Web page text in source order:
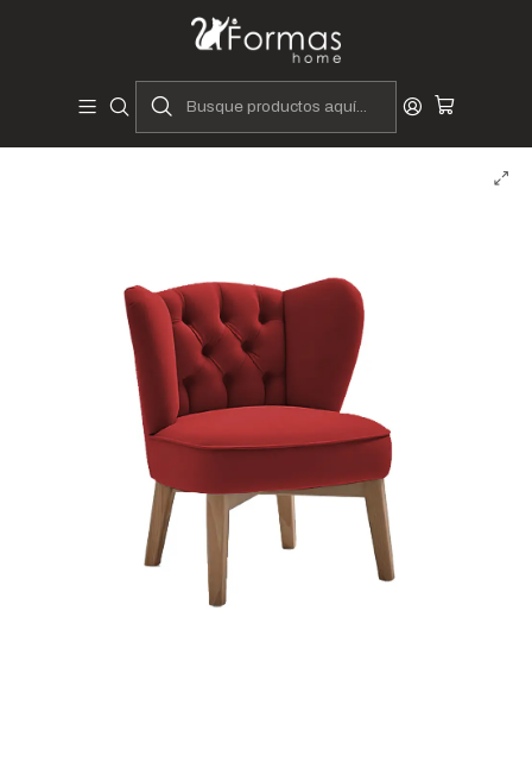
Diseñadores y Fabricantes Peruanos
Butacas y Banquetas
Butaca Norton